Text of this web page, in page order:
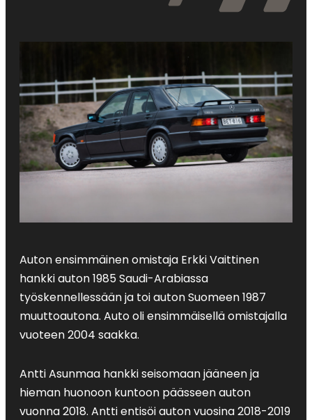
Auton ensimmäinen omistaja Erkki Vaittinen
hankki auton 1985 Saudi-Arabiassa
työskennellessään ja toi auton Suomeen 1987
muuttoautona. Auto oli ensimmäisellä omistajalla
vuoteen 2004 saakka.
Antti Asunmaa hankki seisomaan jääneen ja
hieman huonoon kuntoon päässeen auton
vuonna 2018. Antti entisöi auton vuosina 2018-2019